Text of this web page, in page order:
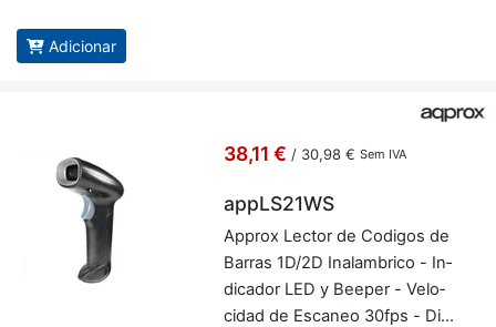
Adicionar
38,11 € / 30,98 € Sem IVA
appLS21WS
Ap­prox Lector de Co­digos de
Barras 1D/2D Ina­lam­brico - In­
di­cador LED y Be­eper - Ve­lo­
cidad de Es­caneo 30fps - Dis­